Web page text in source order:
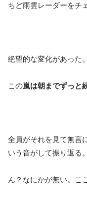
ちど雨雲レーダーをチ
絶望的な変化があった。
この嵐は朝までずっと
全員がそれを見て無言
いう音がして振り返る。
ん？なにかが無い。こ